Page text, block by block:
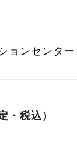
ョンセンタ
・税込）